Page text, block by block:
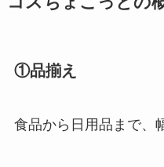
①品揃え
食品から日用品まで、